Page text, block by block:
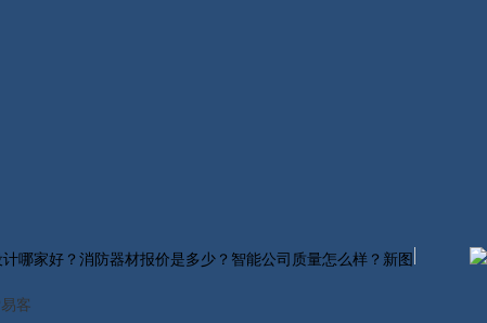
哪家好？消防器材报价是多少？智能公司质量怎么样？新图
客